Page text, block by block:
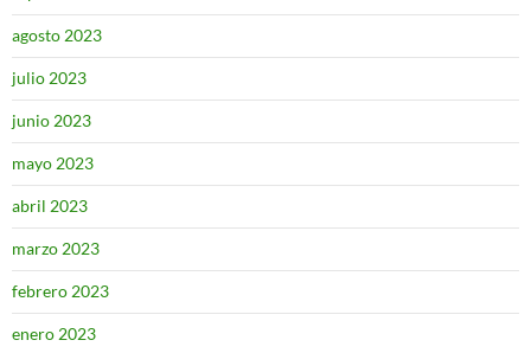
agosto 2023
julio 2023
junio 2023
mayo 2023
abril 2023
marzo 2023
febrero 2023
enero 2023